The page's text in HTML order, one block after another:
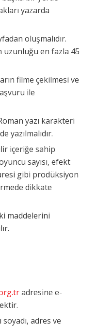
yazarda
oluşmalıdır.
uzunluğu en fazla 45
filme çekilmesi ve
ile
yazı karakteri
yazılmalıdır.
içeriğe sahip
sayısı, efekt
gibi prodüksiyon
dikkate
maddelerini
adresine e-
adres ve